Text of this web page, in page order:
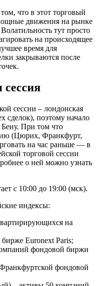
что в этот торговый
движения на рынке
тут просто
на происходящее
время для
закрываются после
сессия
сессии – лондонская
сделок), поэтому начало
При том что
(Цюрих, Франкфурт,
на час раньше — в
торговой сессии
о ней можно узнать
с 10:00 до 19:00 (мск).
индексы:
на
Euronext Paris;
фондовой биржи
фондовой